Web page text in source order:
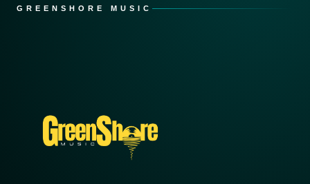
GREENSHORE MUSIC